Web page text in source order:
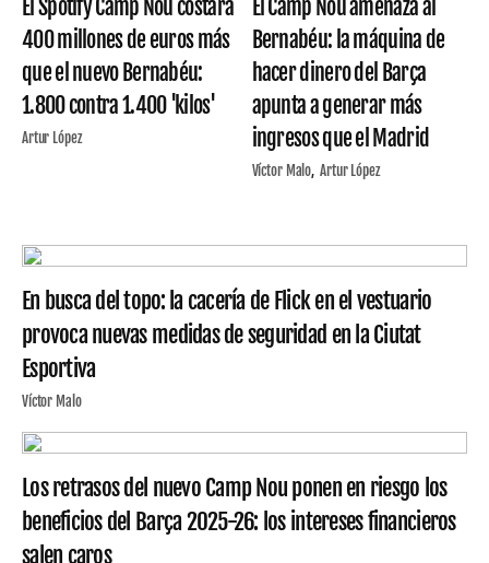
El Spotify Camp Nou costará
400 millones de euros más
que el nuevo Bernabéu:
1.800 contra 1.400 'kilos'
Artur López
El Camp Nou amenaza al
Bernabéu: la máquina de
hacer dinero del Barça
apunta a generar más
ingresos que el Madrid
Víctor Malo Artur López
En busca del topo: la cacería de Flick en el vestuario
provoca nuevas medidas de seguridad en la Ciutat
Esportiva
Víctor Malo
Los retrasos del nuevo Camp Nou ponen en riesgo los
beneficios del Barça 2025-26: los intereses financieros
salen caros